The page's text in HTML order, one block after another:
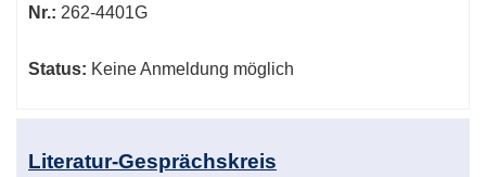
Nr.: 262-4401G
Status: Keine Anmeldung möglich
Literatur-Gesprächskreis